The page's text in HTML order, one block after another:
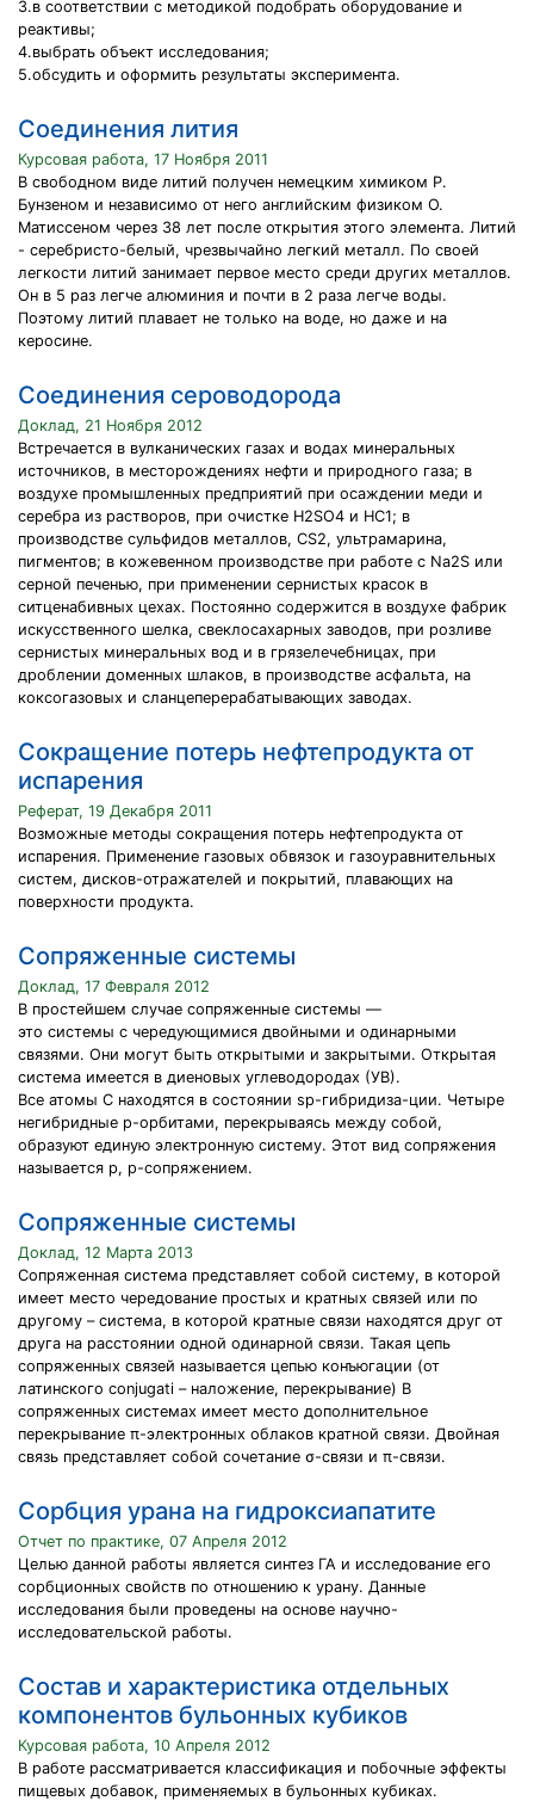
3.в соответствии с методикой подобрать оборудование и
реактивы;
4.выбрать объект исследования;
5.обсудить и оформить результаты эксперимента.
Соединения лития
Курсовая работа, 17 Ноября 2011
В свободном виде литий получен немецким химиком Р.
Бунзеном и независимо от него английским физиком О.
Матиссеном через 38 лет после открытия этого элемента. Литий
- серебристо-белый, чрезвычайно легкий металл. По своей
легкости литий занимает первое место среди других металлов.
Он в 5 раз легче алюминия и почти в 2 раза легче воды.
Поэтому литий плавает не только на воде, но даже и на
керосине.
Соединения сероводорода
Доклад, 21 Ноября 2012
Встречается в вулканических газах и водах минеральных
источников, в месторождениях нефти и природного газа; в
воздухе промышленных предприятий при осаждении меди и
серебра из растворов, при очистке H2SO4 и НС1; в
производстве сульфидов металлов, СS2, ультрамарина,
пигментов; в кожевенном производстве при работе с Na2S или
серной печенью, при применении сернистых красок в
ситценабивных цехах. Постоянно содержится в воздухе фабрик
искусственного шелка, свеклосахарных заводов, при розливе
сернистых минеральных вод и в грязелечебницах, при
дроблении доменных шлаков, в производстве асфальта, на
коксогазовых и сланцеперерабатывающих заводах.
Сокращение потерь нефтепродукта от
испарения
Реферат, 19 Декабря 2011
Возможные методы сокращения потерь нефтепродукта от
испарения. Применение газовых обвязок и газоуравнительных
систем, дисков-отражателей и покрытий, плавающих на
поверхности продукта.
Сопряженные системы
Доклад, 17 Февраля 2012
В простейшем случае сопряженные системы —
это системы с чередующимися двойными и одинарными
связями. Они могут быть открытыми и закрытыми. Открытая
система имеется в диеновых углеводородах (УВ).
Все атомы С находятся в состоянии sp-гибридиза-ции. Четыре
негибридные р-орбитами, перекрываясь между собой,
образуют единую электронную систему. Этот вид сопряжения
называется p, p-сопряжением.
Сопряженные системы
Доклад, 12 Марта 2013
Сопряженная система представляет собой систему, в которой
имеет место чередование простых и кратных связей или по
другому – система, в которой кратные связи находятся друг от
друга на расстоянии одной одинарной связи. Такая цепь
сопряженных связей называется цепью конъюгации (от
латинского conjugati – наложение, перекрывание) В
сопряженных системах имеет место дополнительное
перекрывание π-электронных облаков кратной связи. Двойная
связь представляет собой сочетание σ-связи и π-связи.
Сорбция урана на гидроксиапатите
Отчет по практике, 07 Апреля 2012
Целью данной работы является синтез ГА и исследование его
сорбционных свойств по отношению к урану. Данные
исследования были проведены на основе научно-
исследовательской работы.
Состав и характеристика отдельных
компонентов бульонных кубиков
Курсовая работа, 10 Апреля 2012
В работе рассматривается классификация и побочные эффекты
пищевых добавок, применяемых в бульонных кубиках.